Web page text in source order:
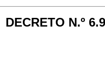
DECRETO N.º